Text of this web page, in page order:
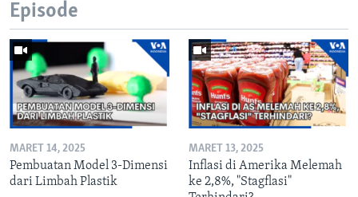
Episode
MARET 14, 2025
Pembuatan Model 3-Dimensi
dari Limbah Plastik
MARET 13, 2025
Inflasi di Amerika Melemah
ke 2,8%, "Stagflasi"